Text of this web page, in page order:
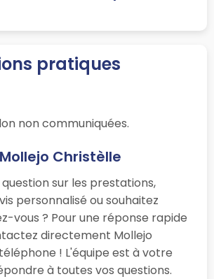
pratiques
non communiquées.
Christèlle
sur les prestations,
personnalisé ou souhaitez
vous ? Pour une réponse rapide
directement Mollejo
! L'équipe est à votre
à toutes vos questions.